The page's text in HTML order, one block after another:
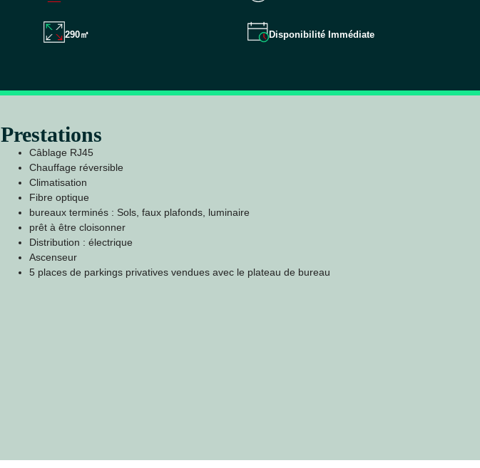
290㎡ Disponibilité Immédiate
Prestations
Câblage RJ45
Chauffage réversible
Climatisation
Fibre optique
bureaux terminés : Sols, faux plafonds, luminaire
prêt à être cloisonner
Distribution : électrique
Ascenseur
5 places de parkings privatives vendues avec le plateau de bureau